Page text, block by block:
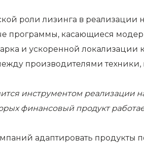
роли лизинга в реализации
программы, касающиеся
и ускоренной
производителями
инструментом реализации
финансовый продукт
адаптировать